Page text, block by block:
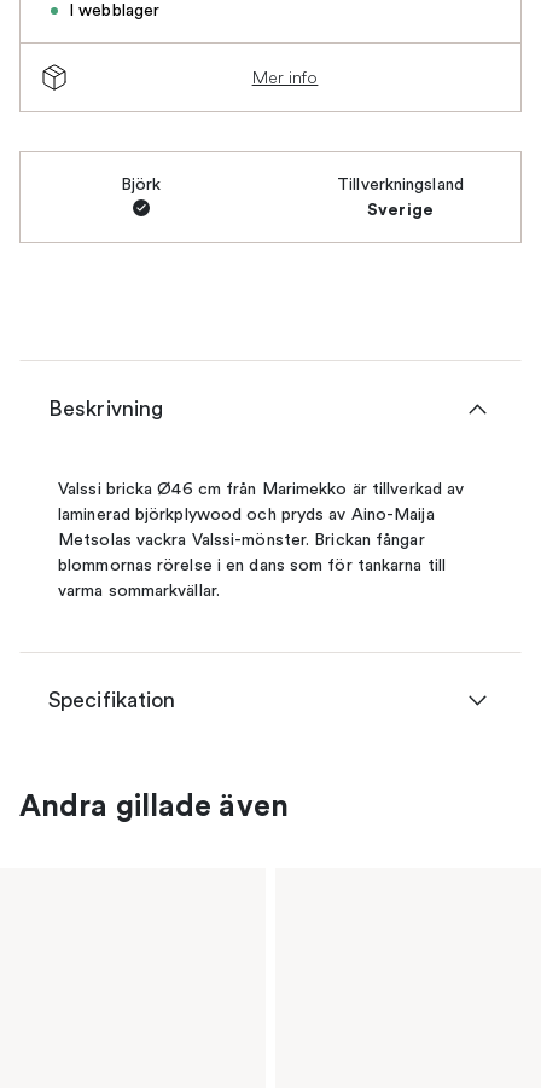
I webblager
Mer info
Björk Tillverkningsland
Sverige
Beskrivning
Valssi bricka Ø46 cm från Marimekko är tillverkad av
laminerad björkplywood och pryds av Aino-Maija
Metsolas vackra Valssi-mönster. Brickan fångar
blommornas rörelse i en dans som för tankarna till
varma sommarkvällar.
Specifikation
Andra gillade även